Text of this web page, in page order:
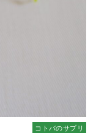
コトバのサプリ